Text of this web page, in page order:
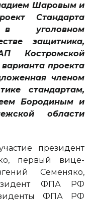
Шаровым и
Стандарта
уголовном
защитника,
Костромской
проекта
членом
стандартам,
Бородиным и
области
президент
первый вице-
Семеняко,
ФПА РФ
ФПА РФ